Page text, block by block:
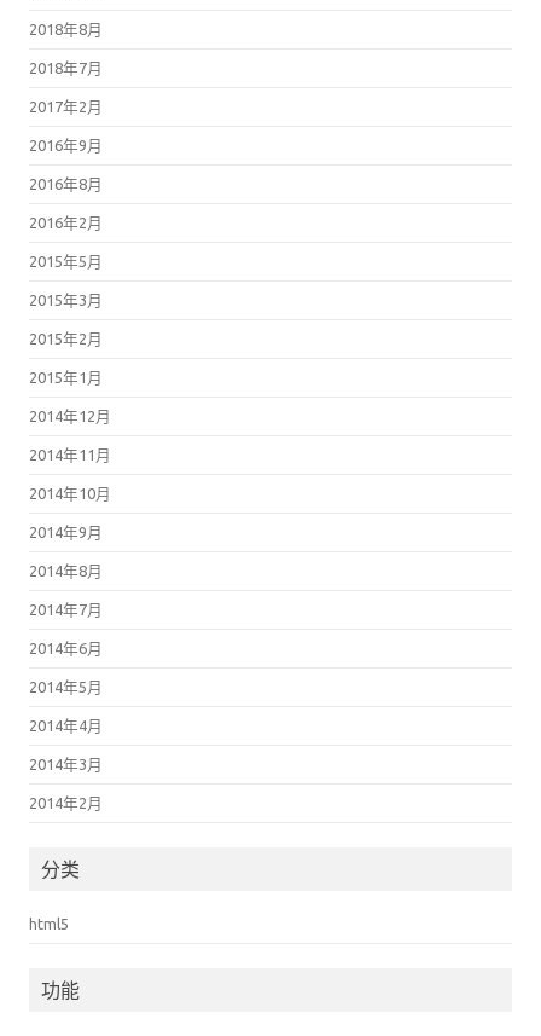
2018年8月
2018年7月
2017年2月
2016年9月
2016年8月
2016年2月
2015年5月
2015年3月
2015年2月
2015年1月
2014年12月
2014年11月
2014年10月
2014年9月
2014年8月
2014年7月
2014年6月
2014年5月
2014年4月
2014年3月
2014年2月
分类
html5
功能